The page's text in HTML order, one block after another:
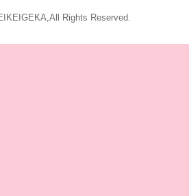
Rights Reserved.